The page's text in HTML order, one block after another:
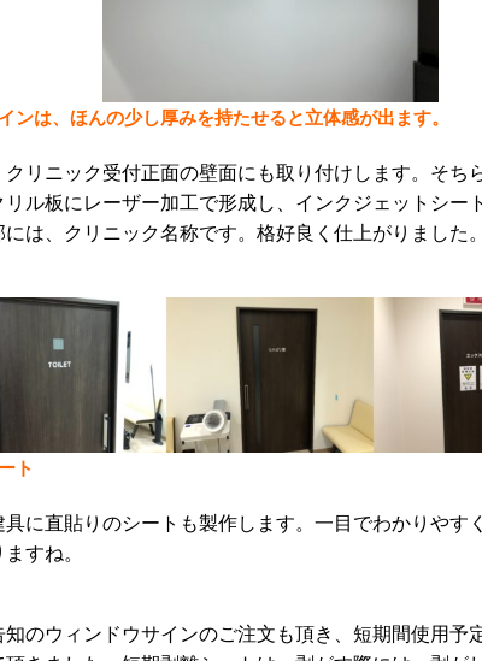
ンは、ほんの少し厚みを持たせると立体感が出ます。
リニック受付正面の壁面にも取り付けします。そち
ル板にレーザー加工で形成し、インクジェットシー
は、クリニック名称です。格好良く仕上がりました。
ト
に直貼りのシートも製作します。一目でわかりやす
すね。
のウィンドウサインのご注文も頂き、短期間使用予